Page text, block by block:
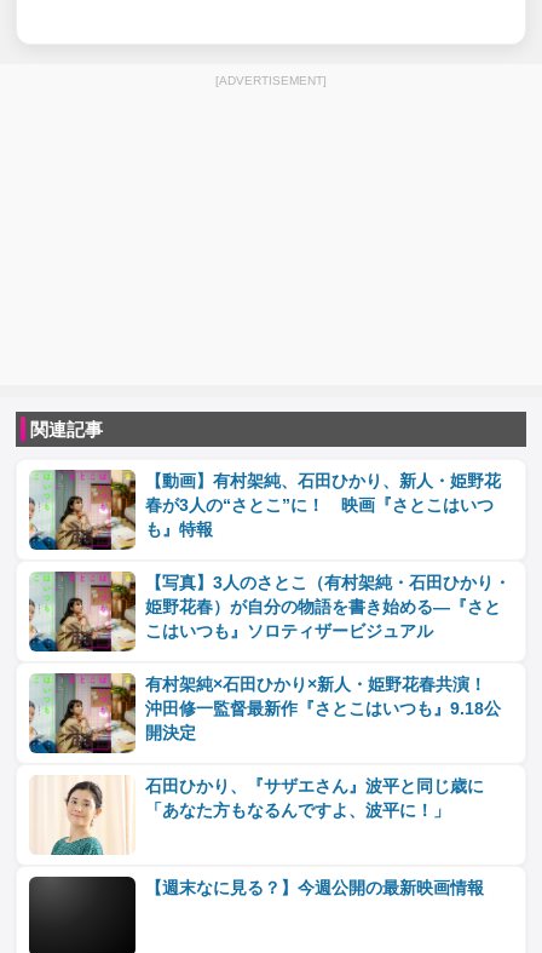
[ADVERTISEMENT]
関連記事
【動画】有村架純、石田ひかり、新人・姫野花
春が3人の“さとこ”に！ 映画『さとこはいつ
も』特報
【写真】3人のさとこ（有村架純・石田ひかり・
姫野花春）が自分の物語を書き始める―『さと
こはいつも』ソロティザービジュアル
有村架純×石田ひかり×新人・姫野花春共演！
沖田修一監督最新作『さとこはいつも』9.18公
開決定
石田ひかり、『サザエさん』波平と同じ歳に
「あなた方もなるんですよ、波平に！」
【週末なに見る？】今週公開の最新映画情報